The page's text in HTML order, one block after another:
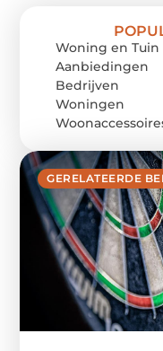
GERELATEERDE
Woning en Tuin
Aanbiedingen
Bedrijven
Woningen